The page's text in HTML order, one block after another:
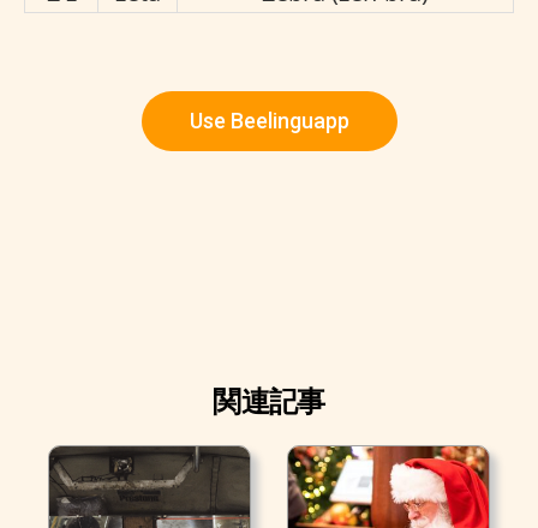
Use Beelinguapp
関連記事